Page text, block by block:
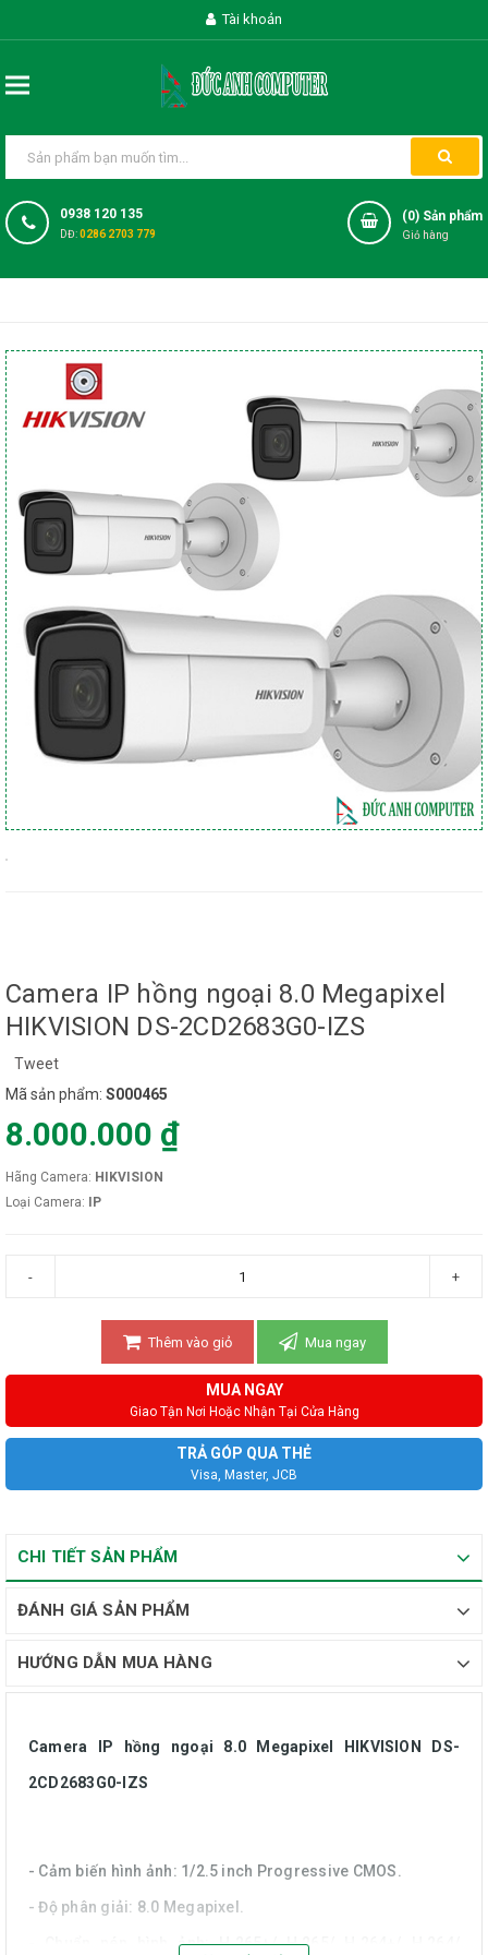
Tài khoản
0938 120 135
DĐ:0286 2703 779
(0) Sản phẩm
Giỏ hàng
Camera IP hồng ngoại 8.0 Megapixel
HIKVISION DS-2CD2683G0-IZS
Tweet
Mã sản phẩm: S000465
8.000.000 ₫
Hãng Camera: HIKVISION
Loại Camera:
IP
- +
Thêm vào giỏ Mua ngay
MUA NGAY
Giao Tận Nơi Hoặc Nhận Tại Cửa Hàng
TRẢ GÓP QUA THẺ
Visa, Master, JCB
CHI TIẾT SẢN PHẨM
ĐÁNH GIÁ SẢN PHẨM
HƯỚNG DẪN MUA HÀNG
Camera IP hồng ngoại 8.0 Megapixel HIKVISION DS-
2CD2683G0-IZS
- Cảm biến hình ảnh: 1/2.5 inch Progressive CMOS.
- Độ phân giải: 8.0 Megapixel.
- Chuẩn nén hình ảnh: H.265+/ H.265/ H.264+/ H.264/